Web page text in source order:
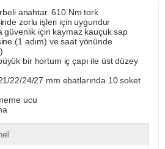
anahtar. 610 Nm tork
zorlu işleri için uygundur
güvenlik için kaymaz kauçuk sap
(1 adım) ve saat yönünde
bir hortum iç çapı ile üst düzey
22/24/27 mm ebatlarında 10 soket
ucu